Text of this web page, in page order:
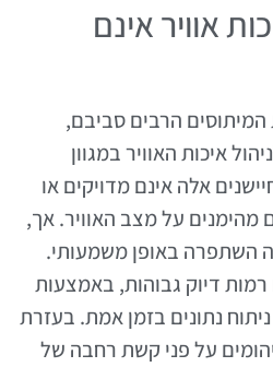
אוויר אינם
המיתוסים הרבים סביבם,
איכות האוויר במגוון
אלה אינם מדויקים או
מהימנים על מצב האוויר. אך,
השתפרה באופן משמעותי.
רמות דיוק גבוהות, באמצעות
נתונים בזמן אמת. בעזרת
על פני קשת רחבה של